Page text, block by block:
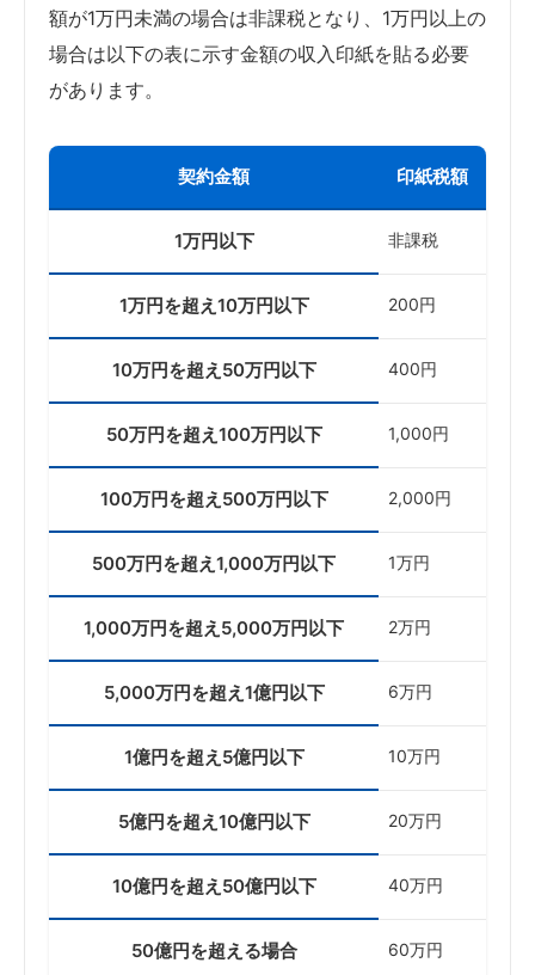
額が1万円未満の場合は非課税となり、1万円以上の
場合は以下の表に示す金額の収入印紙を貼る必要
があります。
契約金額 印紙税額
1万円以下 非課税
1万円を超え10万円以下 200円
10万円を超え50万円以下 400円
50万円を超え100万円以下 1,000円
100万円を超え500万円以下 2,000円
500万円を超え1,000万円以下 1万円
1,000万円を超え5,000万円以下 2万円
5,000万円を超え1億円以下 6万円
1億円を超え5億円以下 10万円
5億円を超え10億円以下 20万円
10億円を超え50億円以下 40万円
50億円を超える場合 60万円